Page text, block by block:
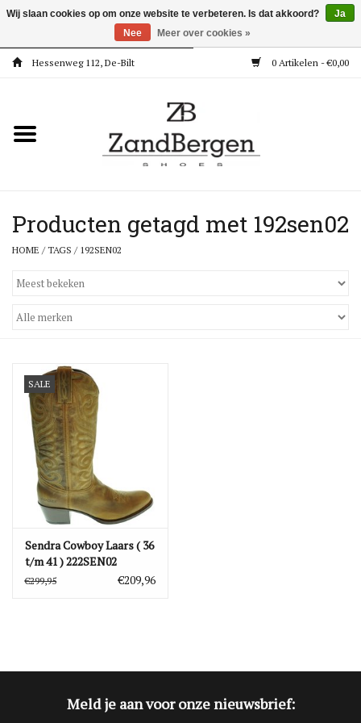
Hessenweg 112, De-Bilt 0 Artikelen - €0,00
Kleding
Meisjes
Jongens
Blog
Merken
Producten getagd met 192sen02
HOME /TAGS / 192SEN02
SALE
Sendra Cowboy Laars ( 36
t/m 41 ) 222SEN02
€299,95 €209,96
Meld je aan voor onze nieuwsbrief:
Wij slaan cookies op om onze website te verbeteren. Is dat akkoord?
Ja
Nee
Meer over cookies »